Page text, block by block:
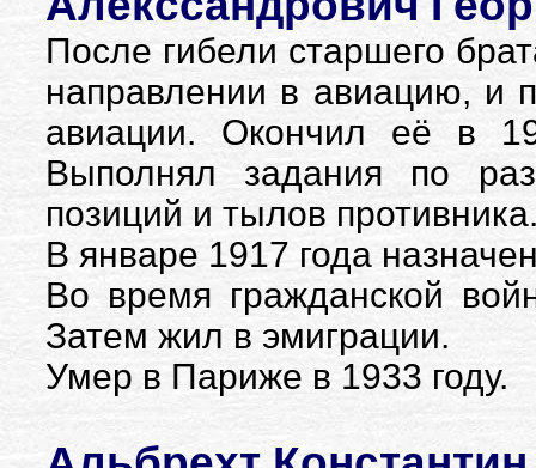
После гибели старшего
направлении в авиацию, и
авиации. Окончил её в
Выполнял задания по
позиций и тылов
В январе 1917 года
Во время гражданской
Затем жил в эмиграции.
Умер в Париже в 1933 году.